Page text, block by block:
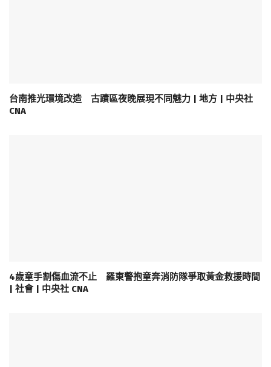
台南推光環境改造 古蹟區夜晚展現不同魅力 | 地方 | 中央社
CNA
4歲童手割傷血流不止 羅東警抱童奔消防隊爭取黃金救援時間
| 社會 | 中央社 CNA